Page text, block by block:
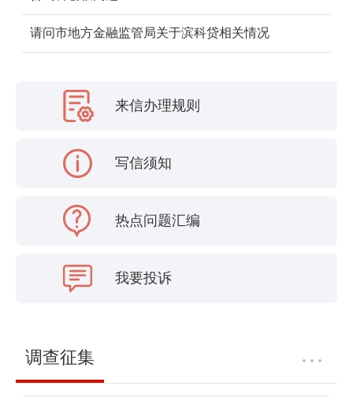
请问市地方金融监管局关于滨科贷相关情况
来信办理规则
写信须知
热点问题汇编
我要投诉
调查征集